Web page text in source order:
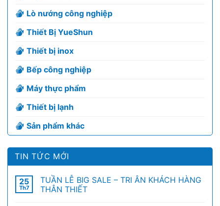
Lò nướng công nghiệp
Thiết Bị YueShun
Thiết bị inox
Bếp công nghiệp
Máy thực phẩm
Thiết bị lạnh
Sản phẩm khác
TIN TỨC MỚI
25
Th7
TUẦN LỄ BIG SALE – TRI ÂN KHÁCH HÀNG
THÂN THIẾT